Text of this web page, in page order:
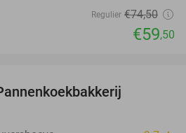
Regulier €74,50
€59,50